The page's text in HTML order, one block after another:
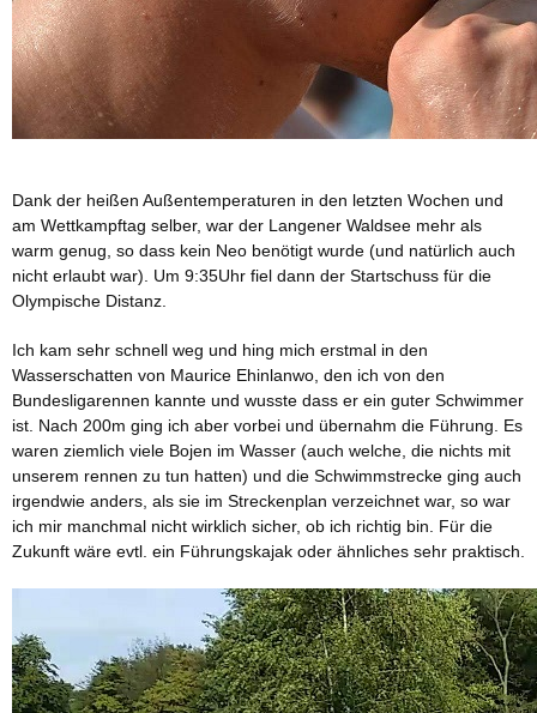
Dank der heißen Außentemperaturen in den letzten Wochen und
am Wettkampftag selber, war der Langener Waldsee mehr als
warm genug, so dass kein Neo benötigt wurde (und natürlich auch
nicht erlaubt war). Um 9:35Uhr fiel dann der Startschuss für die
Olympische Distanz.
Ich kam sehr schnell weg und hing mich erstmal in den
Wasserschatten von Maurice Ehinlanwo, den ich von den
Bundesligarennen kannte und wusste dass er ein guter Schwimmer
ist. Nach 200m ging ich aber vorbei und übernahm die Führung. Es
waren ziemlich viele Bojen im Wasser (auch welche, die nichts mit
unserem rennen zu tun hatten) und die Schwimmstrecke ging auch
irgendwie anders, als sie im Streckenplan verzeichnet war, so war
ich mir manchmal nicht wirklich sicher, ob ich richtig bin. Für die
Zukunft wäre evtl. ein Führungskajak oder ähnliches sehr praktisch.